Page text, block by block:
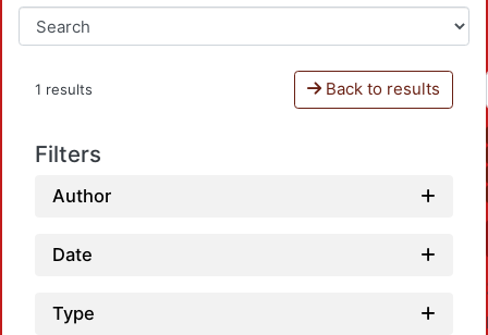
1 results Back to results
Filters
Author
Date
Type